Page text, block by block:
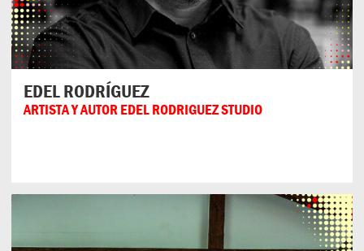
EDEL RODRÍGUEZ
ARTISTA Y AUTOR EDEL RODRIGUEZ STUDIO